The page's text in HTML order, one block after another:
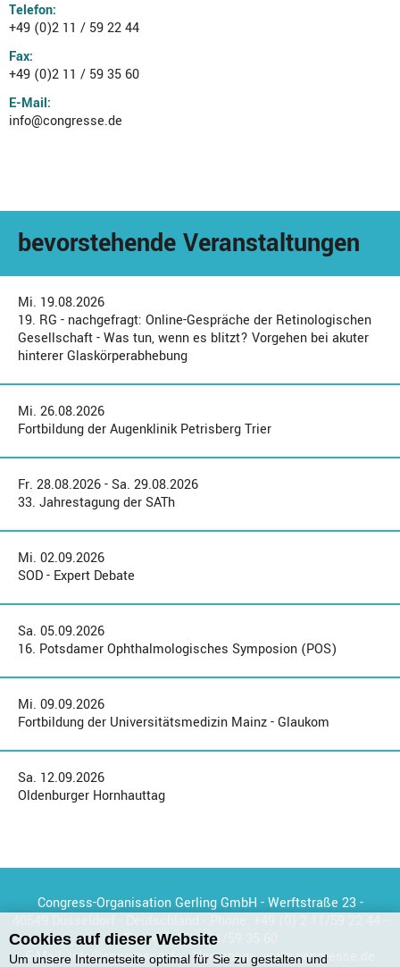
Telefon:
+49 (0)2 11 / 59 22 44
Fax:
+49 (0)2 11 / 59 35 60
E-Mail:
info@congresse.de
bevorstehende Veranstaltungen
Mi. 19.08.2026
19. RG - nachgefragt: Online-Gespräche der Retinologischen
Gesellschaft - Was tun, wenn es blitzt? Vorgehen bei akuter
hinterer Glaskörperabhebung
Mi. 26.08.2026
Fortbildung der Augenklinik Petrisberg Trier
Fr. 28.08.2026 - Sa. 29.08.2026
33. Jahrestagung der SATh
Mi. 02.09.2026
SOD - Expert Debate
Sa. 05.09.2026
16. Potsdamer Ophthalmologisches Symposion (POS)
Mi. 09.09.2026
Fortbildung der Universitätsmedizin Mainz - Glaukom
Sa. 12.09.2026
Oldenburger Hornhauttag
Congress-Organisation Gerling GmbH - Werftstraße 23 -
Fax:+49 (0) 2 11/59 35 60
E-Mail:info@congresse.de- Homepage:www.congresse.de
Cookies auf dieser Website
Um unsere Internetseite optimal für Sie zu gestalten und